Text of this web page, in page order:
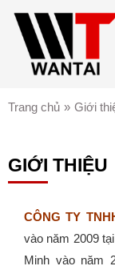
Trang chủ » Giới
GIỚI THIỆU
CÔNG TY
vào năm 2009
Minh vào năm